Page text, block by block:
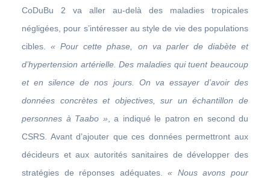
CoDuBu 2 va aller au-delà des maladies tropicales
négligées, pour s’intéresser au style de vie des populations
cibles.« Pour cette phase, on va parler de diabète et
d’hypertension artérielle. Des maladies qui tuent beaucoup
et en silence de nos jours. On va essayer d’avoir des
données concrètes et objectives, sur un échantillon de
personnes à Taabo » , a indiqué le patron en second du
CSRS. Avant d’ajouter que ces données permettront aux
décideurs et aux autorités sanitaires de développer des
stratégies de réponses adéquates.« Nous avons pour